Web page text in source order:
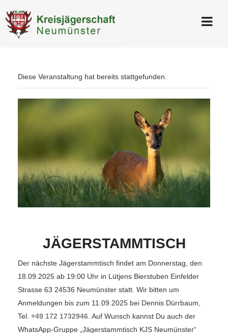
Diese Veranstaltung hat bereits stattgefunden.
JÄGERSTAMMTISCH
Der nächste Jägerstammtisch findet am Donnerstag, den
18.09.2025 ab 19:00 Uhr in Lütjens Bierstuben Einfelder
Strasse 63 24536 Neumünster statt. Wir bitten um
Anmeldungen bis zum 11.09.2025 bei Dennis Dürrbaum,
Tel. +49 172 1732946 . Auf Wunsch kannst Du auch der
WhatsApp-Gruppe „Jägerstammtisch KJS Neumünster“